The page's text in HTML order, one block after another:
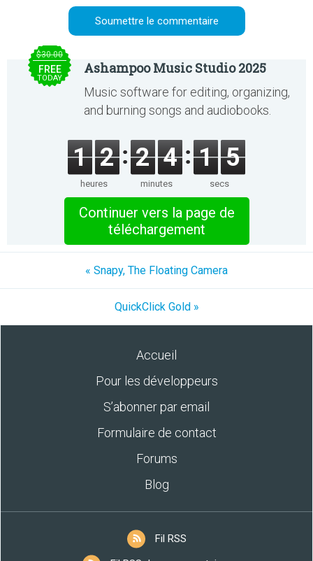
$30.00
FREE
TODAY
Ashampoo Music Studio 2025
Music software for editing, organizing,
and burning songs and audiobooks.
1 2
heures
2 4
minutes
1 5
secs
Continuer vers la page de
téléchargement
« Snapy, The Floating Camera
QuickClick Gold »
Accueil
Pour les développeurs
S’abonner par email
Formulaire de contact
Forums
Blog
Fil RSS